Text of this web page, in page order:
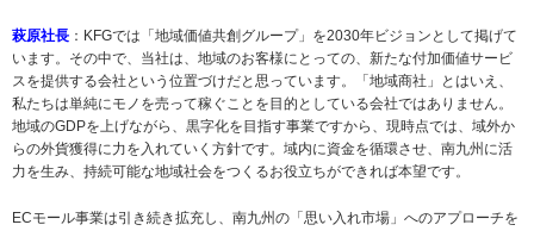
萩原社長 ：KFGでは「地域価値共創グループ」を2030年ビジョンとして掲げて
います。その中で、当社は、地域のお客様にとっての、新たな付加価値サービ
スを提供する会社という位置づけだと思っています。「地域商社」とはいえ、
私たちは単純にモノを売って稼ぐことを目的としている会社ではありません。
地域のGDPを上げながら、黒字化を目指す事業ですから、現時点では、域外か
らの外貨獲得に力を入れていく方針です。域内に資金を循環させ、南九州に活
力を生み、持続可能な地域社会をつくるお役立ちができれば本望です。
ECモール事業は引き続き拡充し、南九州の「思い入れ市場」へのアプローチを